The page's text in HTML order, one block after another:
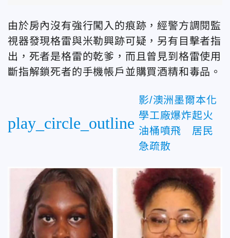
由於房內沒有強行闖入的痕跡，經警方調閱監
視器發現格雷與米勒興跡可疑，另有目擊者指
出，死者是格雷的乾爹，而且曾見到格雷使用
斷指解鎖死者的手機帳戶並購買酒精和毒品。
play_circle_outline
影/澳洲墨爾本化
學工廠爆炸起火
油桶噴飛 居民
急疏散